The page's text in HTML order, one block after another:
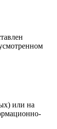
или на